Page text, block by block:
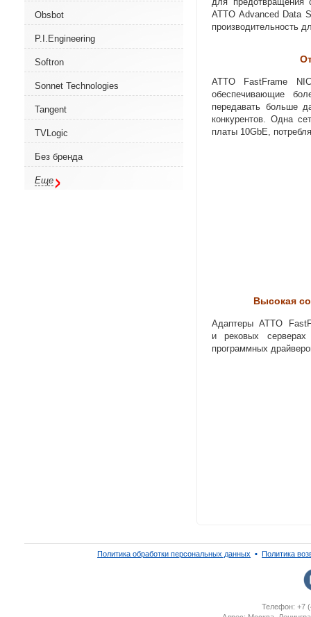
Obsbot
P.I.Engineering
Softron
Sonnet Technologies
Tangent
TVLogic
Без бренда
Еще
ATTO Advanced Data
производительность
ATTO FastFrame
обеспечивающие
передавать больше
конкурентов. Одна
платы 10GbE,
Высокая
Адаптеры ATTO
и рековых
программных
Политика обработки персональных данных ▪ Политика
Телефон: +7